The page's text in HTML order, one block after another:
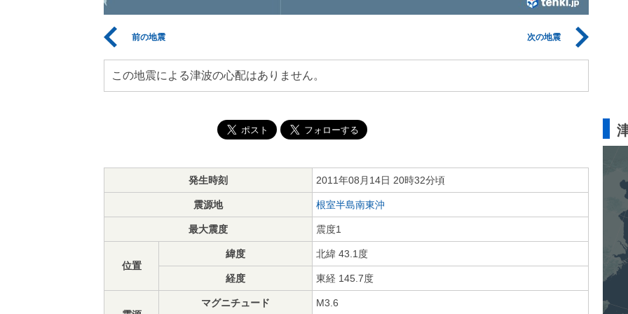
前の地震 次の地震
この地震による津波の心配はありません。
発生時刻 2011年08月14日 20時32分頃
震源地 根室半島南東沖
最大震度 震度1
位置
緯度 北緯 43.1度
経度 東経 145.7度
マグニチュード M3.6